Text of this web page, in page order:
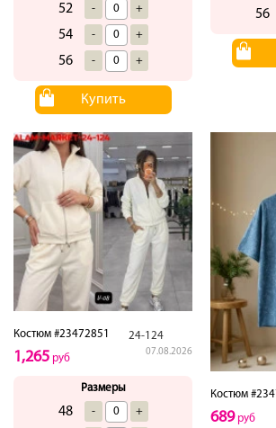
52 - +
54 - +
56 - +
Купить
56
Костюм #23472851 24-124
07.08.2026
1,265 руб
Размеры
48 - +
Костюм
689руб